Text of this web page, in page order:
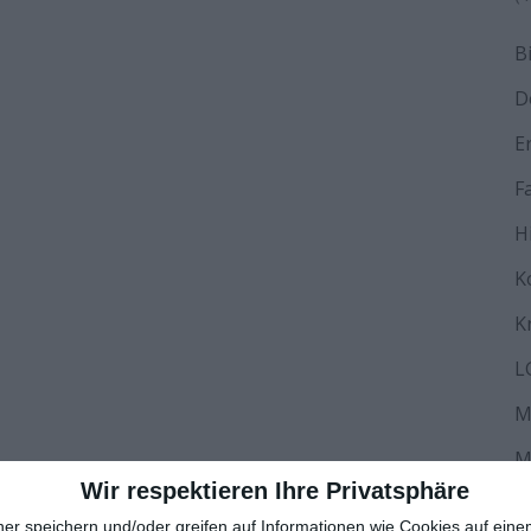
Wir respektieren Ihre Privatsphäre
speichern und/oder greifen auf Informationen wie Cookies auf